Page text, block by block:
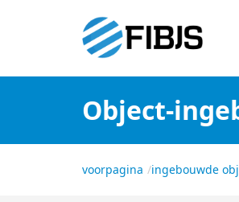
Object-
voorpagina ingebouwde